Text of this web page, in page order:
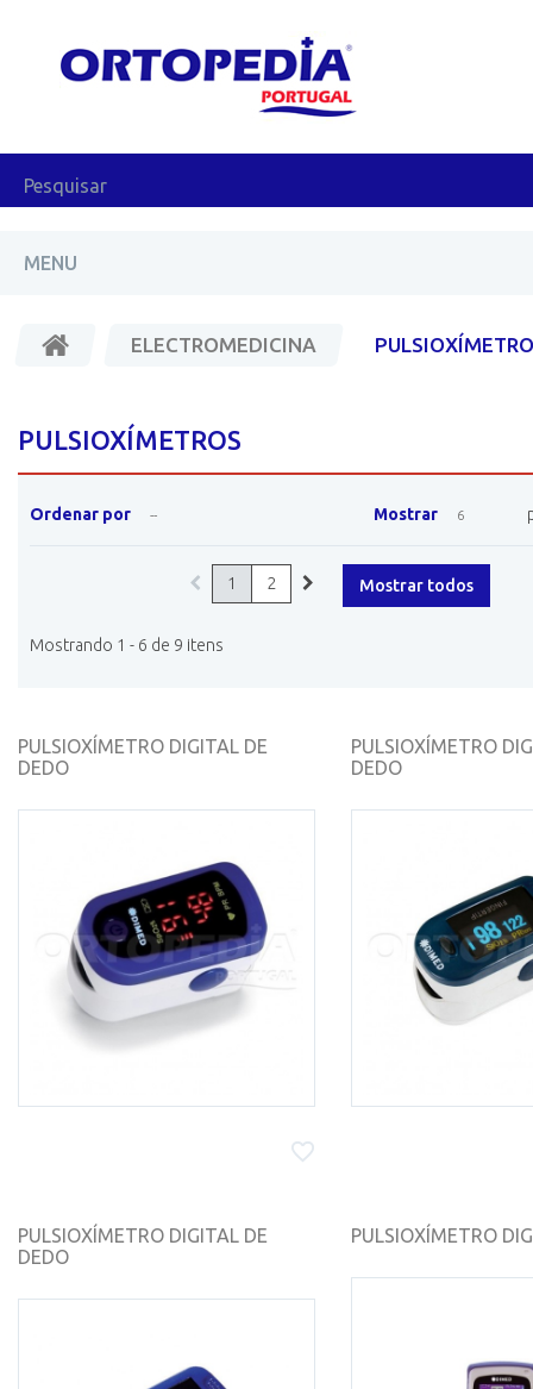
MENU
ELECTROMEDICINA
PULSIOXÍMETROS
Ordenar por -- Mostrar 6
Mostrar todos
1 2
Mostrando 1 - 6 de 9 itens
PULSIOXÍMETRO DIGITAL DE
DEDO
PULSIOXÍMETRO
DEDO
PULSIOXÍMETRO DIGITAL DE
DEDO
PULSIOXÍMETRO